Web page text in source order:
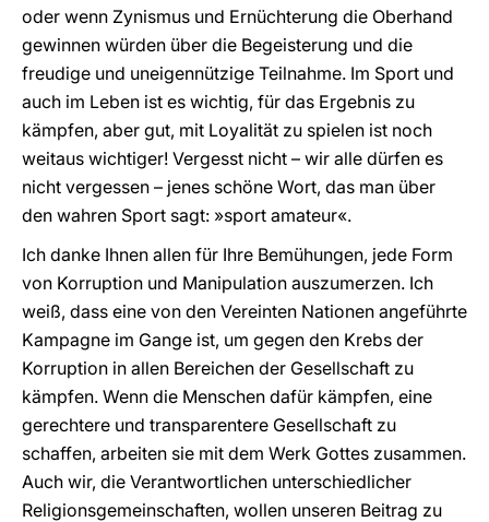
oder wenn Zynismus und Ernüchterung die Oberhand
gewinnen würden über die Begeisterung und die
freudige und uneigennützige Teilnahme. Im Sport und
auch im Leben ist es wichtig, für das Ergebnis zu
kämpfen, aber gut, mit Loyalität zu spielen ist noch
weitaus wichtiger! Vergesst nicht – wir alle dürfen es
nicht vergessen – jenes schöne Wort, das man über
den wahren Sport sagt: »sport amateur«.
Ich danke Ihnen allen für Ihre Bemühungen, jede Form
von Korruption und Manipulation auszumerzen. Ich
weiß, dass eine von den Vereinten Nationen angeführte
Kampagne im Gange ist, um gegen den Krebs der
Korruption in allen Bereichen der Gesellschaft zu
kämpfen. Wenn die Menschen dafür kämpfen, eine
gerechtere und transparentere Gesellschaft zu
schaffen, arbeiten sie mit dem Werk Gottes zusammen.
Auch wir, die Verantwortlichen unterschiedlicher
Religionsgemeinschaften, wollen unseren Beitrag zu